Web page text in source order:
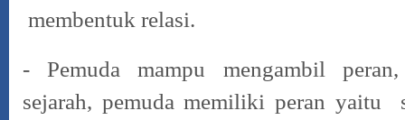
membentuk relasi.
- Pemuda mampu mengambil
sejarah, pemuda memiliki peran yaitu